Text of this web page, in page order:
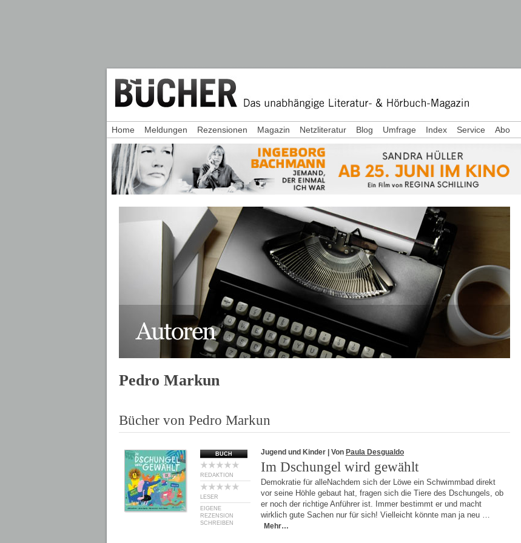
Pedro Markun
Bücher von Pedro Markun
BUCH
REDAKTION
LESER
EIGENE
REZENSION
SCHREIBEN
Jugend und Kinder | Von Paula Desgualdo
Im Dschungel wird gewählt
Demokratie für alleNachdem sich der Löwe ein Schwimmbad direkt
vor seine Höhle gebaut hat, fragen sich die Tiere des Dschungels, ob
er noch der richtige Anführer ist. Immer bestimmt er und macht
wirklich gute Sachen nur für sich! Vielleicht könnte man ja neu …
Mehr…
Home Meldungen Rezensionen Magazin Netzliteratur Blog Umfrage Index Service Abo